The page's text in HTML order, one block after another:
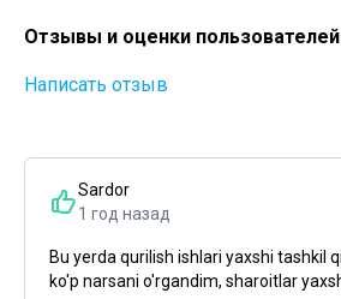
Отзывы и оценки пользователей
Написать отзыв
Sardor
1 год назад
Bu yerda qurilish ishlari yaxshi tashkil
ko'p narsani o'rgandim, sharoitlar